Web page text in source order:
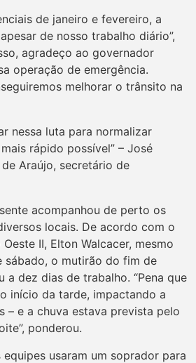
de janeiro e fevereiro, a
de nosso trabalho diário”,
agradeço ao governador
operação de emergência.
melhorar o trânsito na
nessa luta para normalizar
rápido possível” – José
Araújo, secretário de
acompanhou de perto os
locais. De acordo com o
II, Elton Walcacer, mesmo
o mutirão do fim de
a dez dias de trabalho. “Pena que
início da tarde, impactando a
– e a chuva estava prevista pelo
ponderou.
usaram um soprador para